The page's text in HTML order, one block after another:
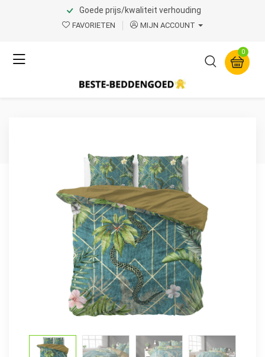
Goede prijs/kwaliteit verhouding
FAVORIETEN MIJN ACCOUNT
0
Home Product Page v.1
Palm Wood Groen 240 x
220